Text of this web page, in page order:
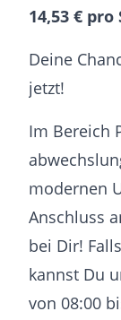
14,53 € pro
Deine
jetzt!
Im Bereich
modernen
Anschluss
bei Dir!
kannst Du
von 08:00